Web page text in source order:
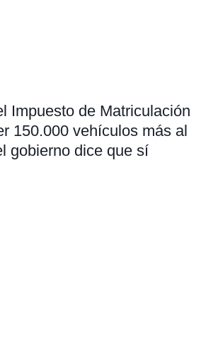
Impuesto de Matriculación
150.000 vehículos más al
gobierno dice que sí